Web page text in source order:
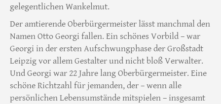
gelegentlichen Wankelmut.
Der amtierende Oberbürgermeister lässt manchmal den
Namen Otto Georgi fallen. Ein schönes Vorbild – war
Georgi in der ersten Aufschwungphase der Großstadt
Leipzig vor allem Gestalter und nicht bloß Verwalter.
Und Georgi war 22 Jahre lang Oberbürgermeister. Eine
schöne Richtzahl für jemanden, der – wenn alle
persönlichen Lebensumstände mitspielen – insgesamt